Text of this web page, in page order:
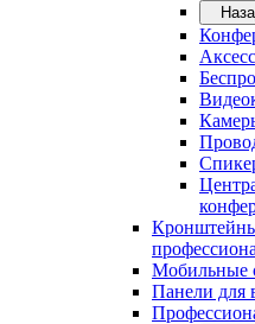
Мобильные
Панели для